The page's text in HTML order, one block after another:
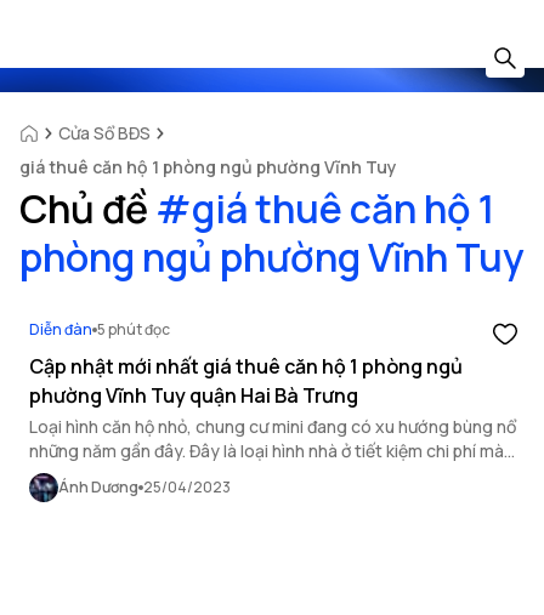
Cửa Sổ BĐS
giá thuê căn hộ 1 phòng ngủ phường Vĩnh Tuy
Chủ đề #giá thuê căn hộ 1
phòng ngủ phường Vĩnh Tuy
Diễn đàn 5 phút đọc
Cập nhật mới nhất giá thuê căn hộ 1 phòng ngủ
phường Vĩnh Tuy quận Hai Bà Trưng
Loại hình căn hộ nhỏ, chung cư mini đang có xu hướng bùng nổ
những năm gần đây. Đây là loại hình nhà ở tiết kiệm chi phí mà
vẫn đầy đủ tiện nghi phù hợp với gia đình nhỏ và những người
sống độc thân.
Ánh Dương 25/04/2023